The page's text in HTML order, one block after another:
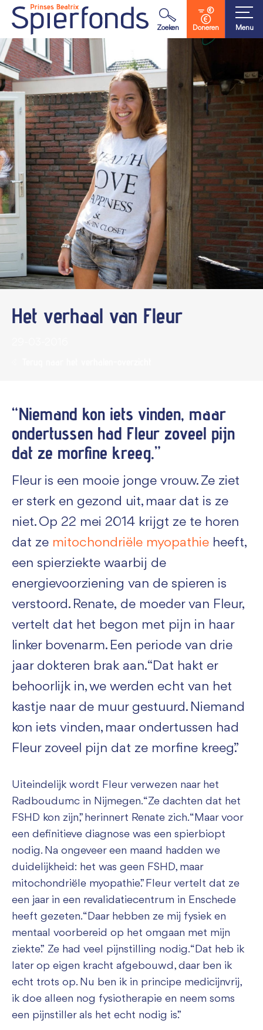
Zoeken Doneren Menu
Waar ben je naar op zoek?
Het verhaal van Fleur
“Niemand kon iets vinden, maar
ondertussen had Fleur zoveel pijn
dat ze morfine kreeg.”
Fleur is een mooie jonge vrouw. Ze ziet
er sterk en gezond uit, maar dat is ze
niet. Op 22 mei 2014 krijgt ze te horen
dat ze mitochondriële myopathie heeft,
een spierziekte waarbij de
energievoorziening van de spieren is
verstoord. Renate, de moeder van Fleur,
vertelt dat het begon met pijn in haar
linker bovenarm. Een periode van drie
jaar dokteren brak aan. “Dat hakt er
behoorlijk in, we werden echt van het
kastje naar de muur gestuurd. Niemand
kon iets vinden, maar ondertussen had
Fleur zoveel pijn dat ze morfine kreeg.”
Uiteindelijk wordt Fleur verwezen naar het
Radboudumc in Nijmegen. “Ze dachten dat het
FSHD kon zijn,” herinnert Renate zich. “Maar voor
een definitieve diagnose was een spierbiopt
nodig. Na ongeveer een maand hadden we
duidelijkheid: het was geen FSHD, maar
mitochondriële myopathie.” Fleur vertelt dat ze
een jaar in een revalidatiecentrum in Enschede
heeft gezeten. “Daar hebben ze mij fysiek en
mentaal voorbereid op het omgaan met mijn
ziekte.” Ze had veel pijnstilling nodig. “Dat heb ik
later op eigen kracht afgebouwd, daar ben ik
echt trots op. Nu ben ik in principe medicijnvrij,
ik doe alleen nog fysiotherapie en neem soms
een pijnstiller als het echt nodig is.”